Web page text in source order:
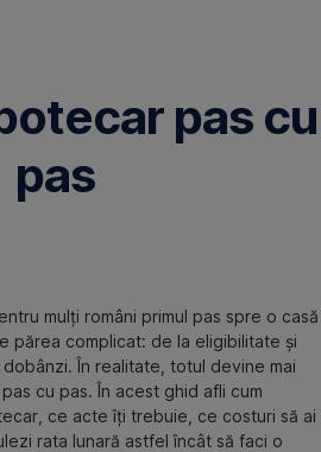
pas cu
pas
mulți români primul pas spre o casă
părea complicat: de la eligibilitate și
În realitate, totul devine mai
cu pas. În acest ghid afli cum
ce acte îți trebuie, ce costuri să ai
rata lunară astfel încât să faci o